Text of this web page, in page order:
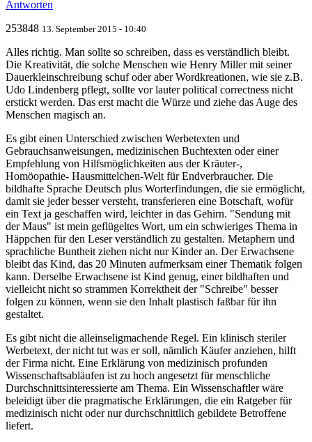
Antworten
253848 13. September 2015 - 10:40
Alles richtig. Man sollte so schreiben, dass es verständlich bleibt.
Die Kreativität, die solche Menschen wie Henry Miller mit seiner
Dauerkleinschreibung schuf oder aber Wordkreationen, wie sie z.B.
Udo Lindenberg pflegt, sollte vor lauter political correctness nicht
erstickt werden. Das erst macht die Würze und ziehe das Auge des
Menschen magisch an.
Es gibt einen Unterschied zwischen Werbetexten und
Gebrauchsanweisungen, medizinischen Buchtexten oder einer
Empfehlung von Hilfsmöglichkeiten aus der Kräuter-,
Homöopathie- Hausmittelchen-Welt für Endverbraucher. Die
bildhafte Sprache Deutsch plus Worterfindungen, die sie ermöglicht,
damit sie jeder besser versteht, transferieren eine Botschaft, wofür
ein Text ja geschaffen wird, leichter in das Gehirn. "Sendung mit
der Maus" ist mein geflügeltes Wort, um ein schwieriges Thema in
Häppchen für den Leser verständlich zu gestalten. Metaphern und
sprachliche Buntheit ziehen nicht nur Kinder an. Der Erwachsene
bleibt das Kind, das 20 Minuten aufmerksam einer Thematik folgen
kann. Derselbe Erwachsene ist Kind genug, einer bildhaften und
vielleicht nicht so strammen Korrektheit der "Schreibe" besser
folgen zu können, wenn sie den Inhalt plastisch faßbar für ihn
gestaltet.
Es gibt nicht die alleinseligmachende Regel. Ein klinisch steriler
Werbetext, der nicht tut was er soll, nämlich Käufer anziehen, hilft
der Firma nicht. Eine Erklärung von medizinisch profunden
Wissenschaftsabläufen ist zu hoch angesetzt für menschliche
Durchschnittsinteressierte am Thema. Ein Wissenschaftler wäre
beleidigt über die pragmatische Erklärungen, die ein Ratgeber für
medizinisch nicht oder nur durchschnittlich gebildete Betroffene
liefert.